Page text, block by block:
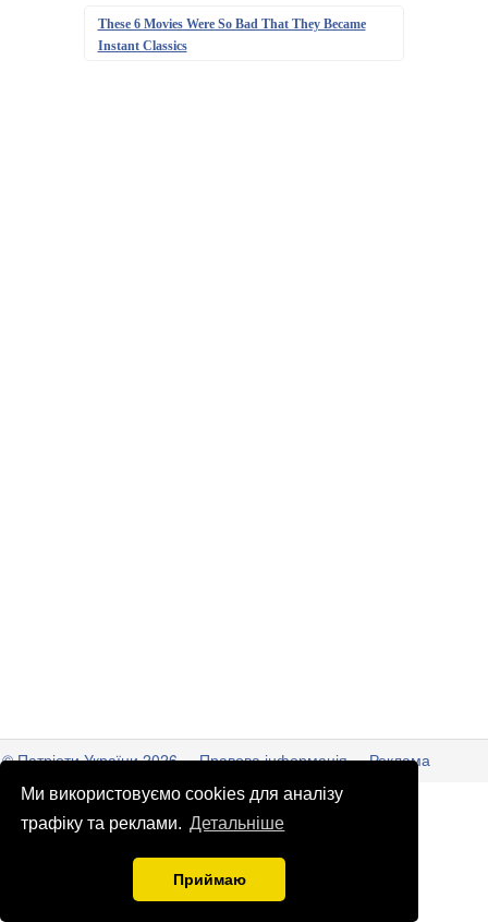
Ми використовуємо cookies для аналізу
трафіку та реклами. Детальніше
Приймаю
These 6 Movies Were So Bad That They Became
Instant Classics
© Патріоти України 2026 Правова інформація
Реклама
info@patrioty.org.ua